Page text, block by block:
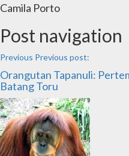
Camila Porto
Post navigation
Previous Previous post:
Orangutan Tapanuli:
Batang Toru